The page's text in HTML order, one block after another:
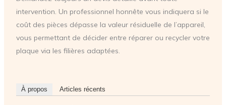
intervention. Un professionnel honnête vous indiquera si le
coût des pièces dépasse la valeur résiduelle de l’appareil,
vous permettant de décider entre réparer ou recycler votre
plaque via les filières adaptées.
À propos Articles récents